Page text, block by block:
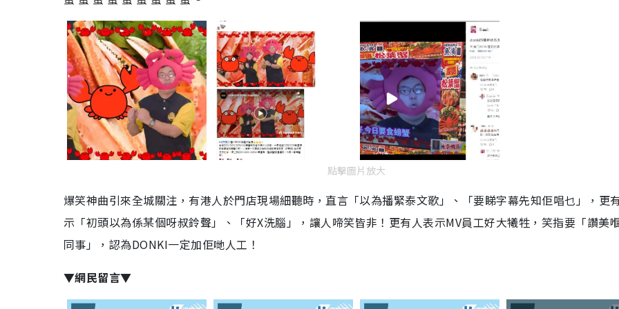
點擊圖片放大
爆笑神曲引來全城關注，有港人於門店現場細聽時，直言「以為播緊泰文歌」、「要睇字幕先知佢唱乜」，更
示「初頭以為係某個呀叔鈴聲」、「好X洗腦」，讓人啼笑皆非！更有人表示MV員工好大犧牲，笑指要「讚美
同事」，認為DONKI一定加佢哋人工！
▼網民留言▼